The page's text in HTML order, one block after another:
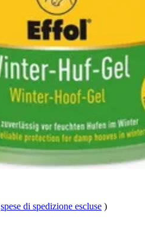
spese di spedizione escluse )